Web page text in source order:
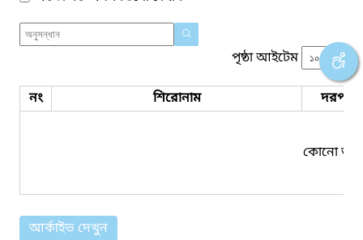
পৃষ্ঠা আইটেম
নং শিরোনাম দরপত্র
কোনো তথ্য
আর্কাইভ দেখুন